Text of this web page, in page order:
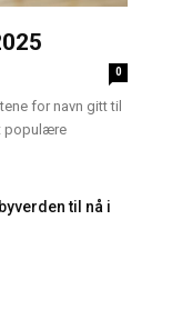
0
for navn gitt til
populære
til nå i